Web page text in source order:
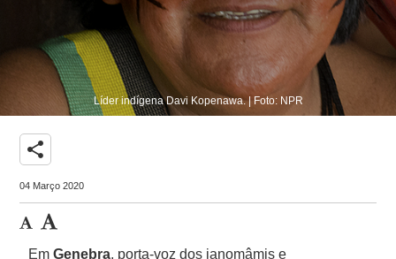
Líder indígena Davi Kopenawa. | Foto: NPR
share
04 Março 2020
EmGenebra, porta-voz dos ianomâmis e